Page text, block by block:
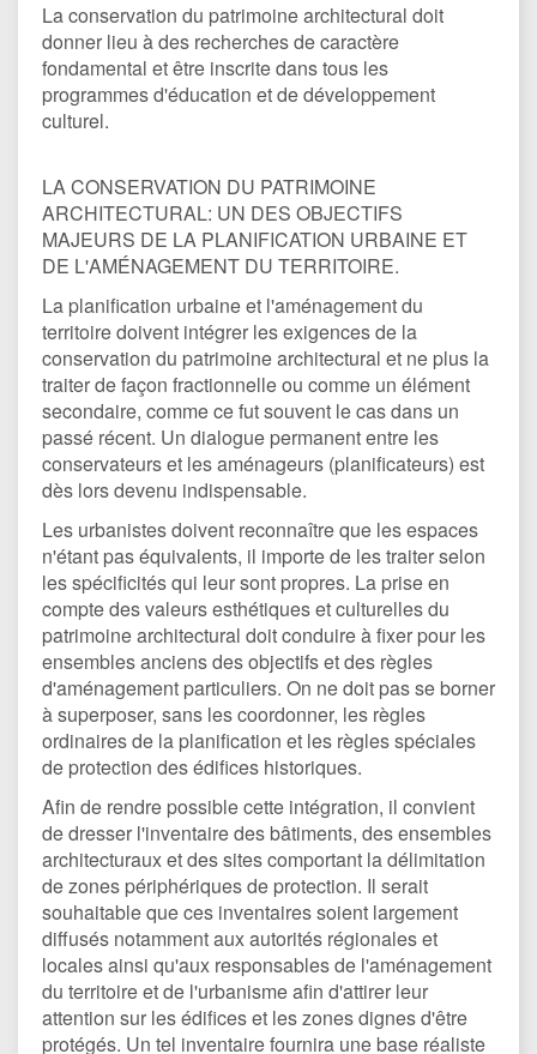
La conservation du patrimoine architectural doit
donner lieu à des recherches de caractère
fondamental et être inscrite dans tous les
programmes d'éducation et de développement
culturel.
LA CONSERVATION DU PATRIMOINE
ARCHITECTURAL: UN DES OBJECTIFS
MAJEURS DE LA PLANIFICATION URBAINE ET
DE L'AMÉNAGEMENT DU TERRITOIRE.
La planification urbaine et l'aménagement du
territoire doivent intégrer les exigences de la
conservation du patrimoine architectural et ne plus la
traiter de façon fractionnelle ou comme un élément
secondaire, comme ce fut souvent le cas dans un
passé récent. Un dialogue permanent entre les
conservateurs et les aménageurs (planificateurs) est
dès lors devenu indispensable.
Les urbanistes doivent reconnaître que les espaces
n'étant pas équivalents, il importe de les traiter selon
les spécificités qui leur sont propres. La prise en
compte des valeurs esthétiques et culturelles du
patrimoine architectural doit conduire à fixer pour les
ensembles anciens des objectifs et des règles
d'aménagement particuliers. On ne doit pas se borner
à superposer, sans les coordonner, les règles
ordinaires de la planification et les règles spéciales
de protection des édifices historiques.
Afin de rendre possible cette intégration, il convient
de dresser l'inventaire des bâtiments, des ensembles
architecturaux et des sites comportant la délimitation
de zones périphériques de protection. Il serait
souhaitable que ces inventaires soient largement
diffusés notamment aux autorités régionales et
locales ainsi qu'aux responsables de l'aménagement
du territoire et de l'urbanisme afin d'attirer leur
attention sur les édifices et les zones dignes d'être
protégés. Un tel inventaire fournira une base réaliste